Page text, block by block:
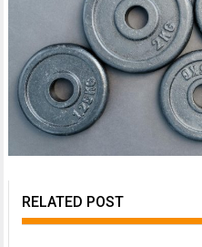
RELATED POST